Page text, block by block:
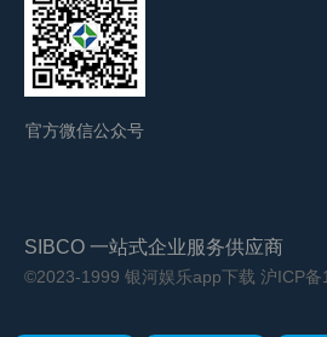
官方微信公众号
SIBCO 一站式企业服务供应商
©2023-1999 银河娱乐app下载 沪ICP